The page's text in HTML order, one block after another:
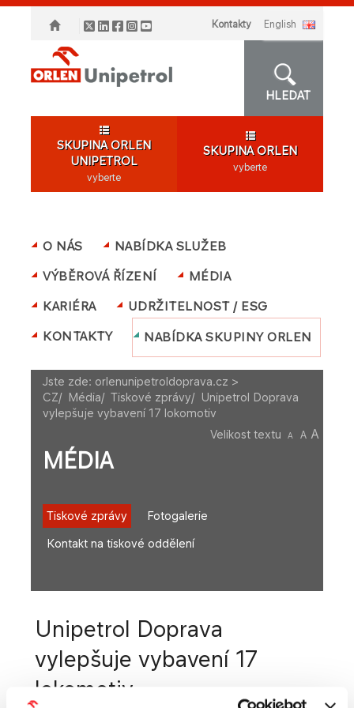
Kontakty english
HLEDAT
SKUPINA ORLEN
UNIPETROL
vyberte
SKUPINA ORLEN
vyberte
O NÁS
NABÍDKA SLUŽEB
VÝBĚROVÁ ŘÍZENÍ
MÉDIA
KARIÉRA
UDRŽITELNOST / ESG
KONTAKTY
NABÍDKA SKUPINY ORLEN
Jste zde: orlenunipetroldoprava.cz >
CZ/ Média/ Tiskové zprávy/ Unipetrol Doprava
vylepšuje vybavení 17 lokomotiv
Velikost textu
A A A
MÉDIA
Tiskové zprávy Fotogalerie
Kontakt na tiskové oddělení
Unipetrol Doprava
vylepšuje vybavení 17
lokomotiv